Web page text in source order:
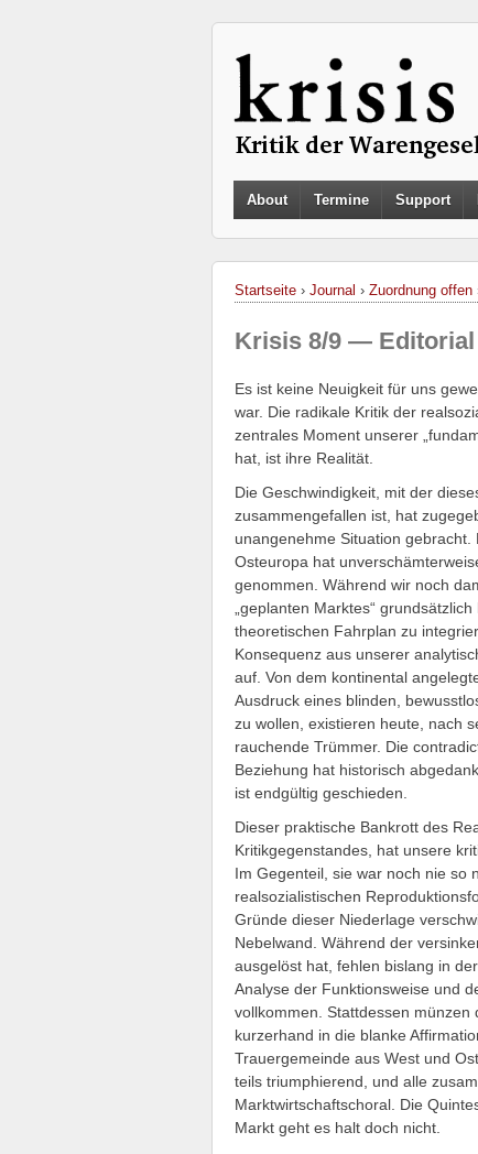
About Termine Support
Startseite › Journal › Zuordnung offen
Krisis 8/9 — Editorial
Es ist keine Neuigkeit für uns
war. Die radikale Kritik der
zentrales Moment unserer
hat, ist ihre Realität.
Die Geschwindigkeit, mit der
zusammengefallen ist, hat
unangenehme Situation
Osteuropa hat
genommen. Während wir noch
„geplanten Marktes“
theoretischen Fahrplan zu
Konsequenz aus unserer
auf. Von dem kontinental
Ausdruck eines blinden,
zu wollen, existieren heute, nach
rauchende Trümmer. Die
Beziehung hat historisch
ist endgültig geschieden.
Dieser praktische Bankrott des
Kritikgegenstandes, hat unsere
Im Gegenteil, sie war noch nie so
realsozialistischen
Gründe dieser Niederlage
Nebelwand. Während der
ausgelöst hat, fehlen bislang in
Analyse der Funktionsweise und
vollkommen. Stattdessen
kurzerhand in die blanke
Trauergemeinde aus West und
teils triumphierend, und alle
Marktwirtschaftschoral. Die
Markt geht es halt doch nicht.